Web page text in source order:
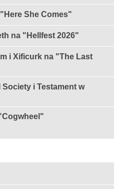
She Comes"
na "Hellfest 2026"
i Xificurk na "The Last
i Testament w